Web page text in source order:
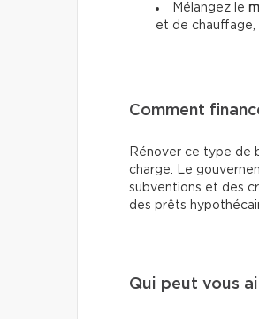
Mélangez le
et de chauffage,
Comment
Rénover ce type de
charge. Le
subventions et des
des prêts
Qui peut vous